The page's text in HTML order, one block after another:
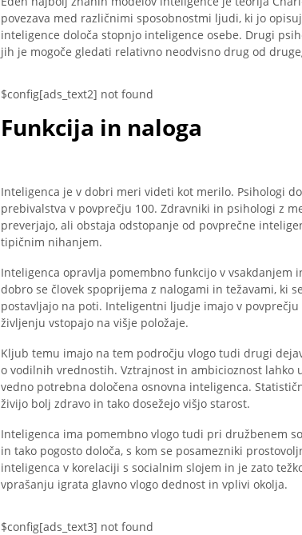
povezava med različnimi sposobnostmi ljudi, ki jo
inteligence določa stopnjo inteligence osebe. Drugi
jih je mogoče gledati relativno neodvisno drug od
$config[ads_text2] not found
Funkcija in naloga
Inteligenca je v dobri meri videti kot merilo. Psihologi
prebivalstva v povprečju 100. Zdravniki in psihologi z
preverjajo, ali obstaja odstopanje od povprečne
tipičnim nihanjem.
Inteligenca opravlja pomembno funkcijo v vsakdanjem
dobro se človek spoprijema z nalogami in težavami, ki
postavljajo na poti. Inteligentni ljudje imajo v povprečju
življenju vstopajo na višje položaje.
Kljub temu imajo na tem področju vlogo tudi drugi
o vodilnih vrednostih. Vztrajnost in ambicioznost lahko
vedno potrebna določena osnovna inteligenca.
živijo bolj zdravo in tako dosežejo višjo starost.
Inteligenca ima pomembno vlogo tudi pri družbenem
in tako pogosto določa, s kom se posamezniki
inteligenca v korelaciji s socialnim slojem in je zato
vprašanju igrata glavno vlogo dednost in vplivi okolja.
$config[ads_text3] not found